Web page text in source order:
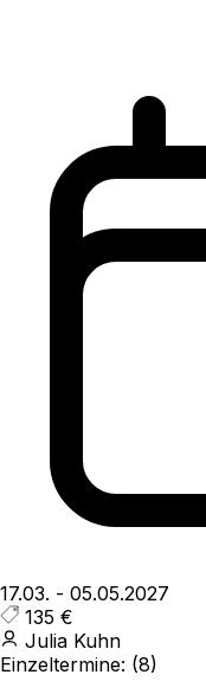
17.03. - 05.05.2027
135 €
Julia Kuhn
Einzeltermine: (8)